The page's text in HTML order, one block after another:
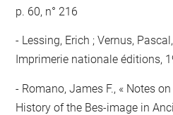
p. 60, n° 216
Lessing, Erich ; Vernus,
Imprimerie nationale éditions,
Romano, James F., « Notes
History of the Bes-image in